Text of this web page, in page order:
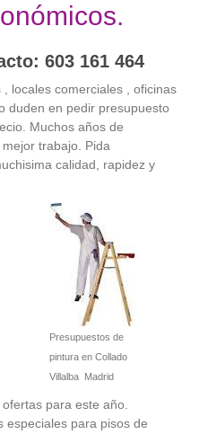
603 161 464
locales comerciales , oficinas
duden en pedir presupuesto
Muchos años de
trabajo. Pida
calidad, rapidez y
Presupuestos de
pintura en Collado
Villalba Madrid
para este año.
especiales para pisos de